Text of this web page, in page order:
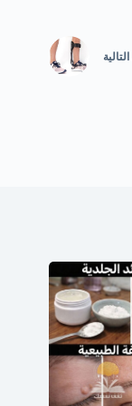
التالية